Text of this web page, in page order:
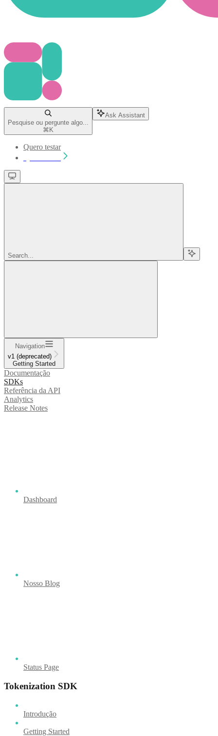
Pesquise ou pergunte algo...
⌘ K
Ask Assistant
Quero testar
Search...
Navigation
v1 (deprecated)
Getting Started
Documentação
SDKs
Referência da API
Analytics
Release Notes
Dashboard
Nosso Blog
Status Page
Tokenization SDK
Introdução
Getting Started